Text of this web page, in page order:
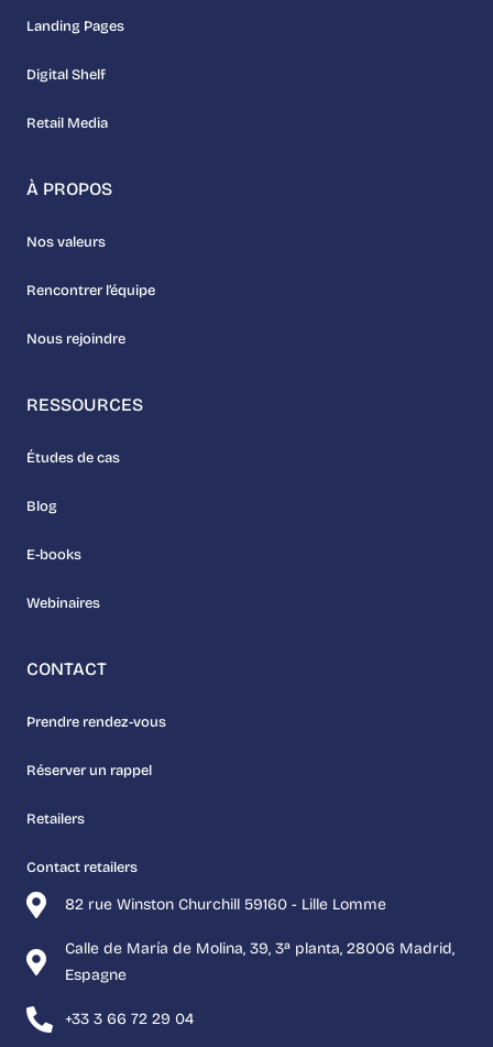
82 rue Winston Churchill 59160 - Lille Lomme
Calle de María de Molina, 39, 3ª planta, 28006 Madrid,
Espagne
+33 3 66 72 29 04
Landing Pages
Digital Shelf
Retail Media
À PROPOS
Nos valeurs
Rencontrer l’équipe
Nous rejoindre
RESSOURCES
Études de cas
Blog
E-books
Webinaires
CONTACT
Prendre rendez-vous
Réserver un rappel
Retailers
Contact retailers